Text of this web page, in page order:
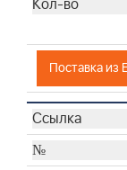
Поставка из